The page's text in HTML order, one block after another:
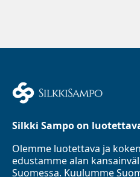
Silkki Sampo on
Olemme luotettava ja
edustamme alan
Suomessa. Kuulumme